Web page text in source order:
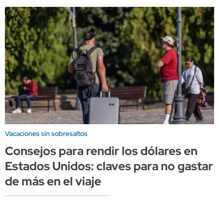
Vacaciones sin sobresaltos
Consejos para rendir los dólares en
Estados Unidos: claves para no gastar
de más en el viaje